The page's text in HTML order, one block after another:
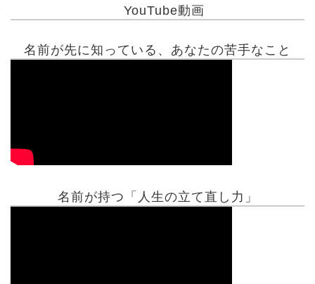
YouTube動画
名前が先に知っている、あなたの苦手なこと
名前が持つ「人生の立て直し力」